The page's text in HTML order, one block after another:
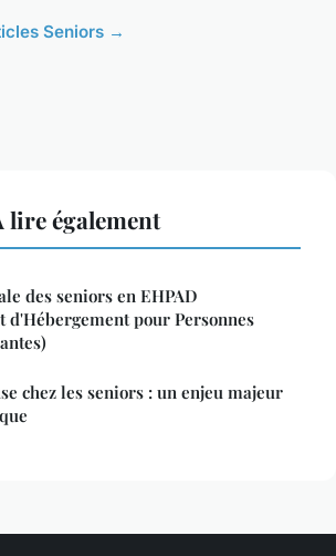
Seniors →
lire également
des seniors en EHPAD
d'Hébergement pour Personnes
chez les seniors : un enjeu majeur